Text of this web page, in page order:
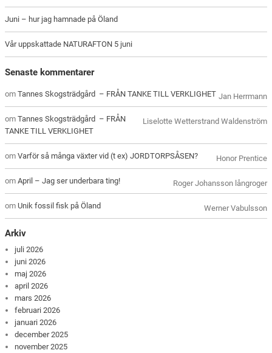
Juni – hur jag hamnade på Öland
Vår uppskattade NATURAFTON 5 juni
Senaste kommentarer
Jan Herrmann
omTannes Skogsträdgård – FRÅN TANKE TILL VERKLIGHET
Liselotte Wetterstrand Waldenström
omTannes Skogsträdgård – FRÅN
TANKE TILL VERKLIGHET
Honor Prentice
omVarför så många växter vid (t ex) JORDTORPSÅSEN?
Roger Johansson långroger
omApril – Jag ser underbara ting!
Werner Vabulsson
om Unik fossil fisk på Öland
Arkiv
juli 2026
juni 2026
maj 2026
april 2026
mars 2026
februari 2026
januari 2026
december 2025
november 2025